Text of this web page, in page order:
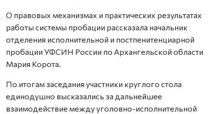
О правовых механизмах и практических результатах
работы системы пробации рассказала начальник
отделения исполнительной и постпенитенциарной
пробации УФСИН России по Архангельской области
Мария Корота.
По итогам заседания участники круглого стола
единодушно высказались за дальнейшее
взаимодействие между уголовно-исполнительной